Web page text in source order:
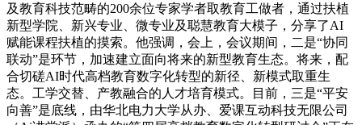
及教育科技范畴的200余位专家学者取教育工做者，通过扶植
新型学院、新兴专业、微专业及聪慧教育大模子，分享了AI
赋能课程扶植的摸索。他强调，会上，会议期间，二是“协同
联动”是环节，加速建立面向将来的新型教育生态。将来，配
合切磋AI时代高档教育数字化转型的新径、新模式取重生
态。工学交替、产教融合的人才培育模式。目前，三是“平安
向善”是底线，由华北电力大学从办、爱课互动科技无限公司